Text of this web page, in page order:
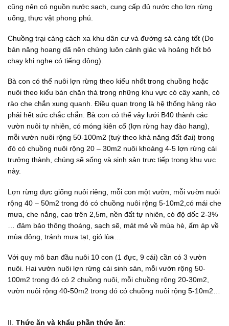
cũng nên có nguồn nước sạch, cung cấp đủ nước cho lợn rừng
uống, thực vật phong phú.
Chuồng trại càng cách xa khu dân cư và đường sá càng tốt (Do
bản năng hoang dã nên chúng luôn cảnh giác và hoảng hốt bỏ
chạy khi nghe có tiếng động).
Bà con có thể nuôi lợn rừng theo kiểu nhốt trong chuồng hoặc
nuôi theo kiểu bán chăn thả trong những khu vực có cây xanh, có
rào che chắn xung quanh. Điều quan trọng là hệ thống hàng rào
phải hết sức chắc chắn. Bà con có thể vây lưới B40 thành các
vườn nuôi tự nhiên, có móng kiên cố (lợn rừng hay đào hang),
mỗi vườn nuôi rộng 50-100m2 (tuỳ theo khả năng đất đai) trong
đó có chuồng nuôi rộng 20 – 30m2 nuôi khoảng 4-5 lợn rừng cái
trưởng thành, chúng sẽ sống và sinh sản trực tiếp trong khu vực
này.
Lợn rừng đực giống nuôi riêng, mỗi con một vườn, mỗi vườn nuôi
rộng 40 – 50m2 trong đó có chuồng nuôi rộng 5-10m2,có mái che
mưa, che nắng, cao trên 2,5m, nền đất tự nhiên, có độ dốc 2-3%
… đảm bảo thông thoáng, sạch sẽ, mát mẻ về mùa hè, ấm áp về
mùa đông, tránh mưa tạt, gió lùa…
Với quy mô ban đầu nuôi 10 con (1 đực, 9 cái) cần có 3 vườn
nuôi. Hai vườn nuôi lợn rừng cái sinh sản, mỗi vườn rộng 50-
100m2 trong đó có 2 chuồng nuôi, mỗi chuồng rộng 20-30m2,
vườn nuôi rộng 40-50m2 trong đó có chuồng nuôi rộng 5-10m2…
II. Thức ăn và khẩu phần thức ăn: